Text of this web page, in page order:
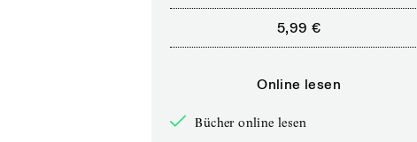
5,99 €
Online lesen
Bücher online lesen